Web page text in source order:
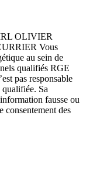
OLIVIER
Vous
au sein de
qualifiés RGE
pas responsable
qualifiée. Sa
fausse ou
consentement des